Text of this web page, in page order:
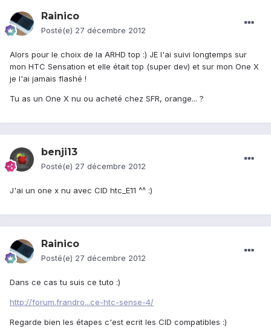
Rainico
Posté(e) 27 décembre 2012
Alors pour le choix de la ARHD top :) JE l'ai suivi longtemps sur
mon HTC Sensation et elle était top (super dev) et sur mon One X
je l'ai jamais flashé !
Tu as un One X nu ou acheté chez SFR, orange... ?
benji13
Posté(e) 27 décembre 2012
J'ai un one x nu avec CID htc_E11 ^^ :)
Rainico
Posté(e) 27 décembre 2012
Dans ce cas tu suis ce tuto :)
http://forum.frandro...ce-htc-sense-4/
Regarde bien les étapes c'est ecrit les CID compatibles :)